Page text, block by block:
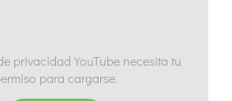
privacidad YouTube necesita tu
para cargarse.